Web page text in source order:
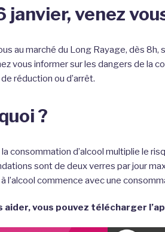
janvier, venez
au marché du Long Rayage, dès 8h,
vous informer sur les dangers de la
réduction ou d’arrêt.
?
la consommation d’alcool multiplie le
sont de deux verres par jour
à l’alcool commence avec une
aider, vous pouvez télécharger